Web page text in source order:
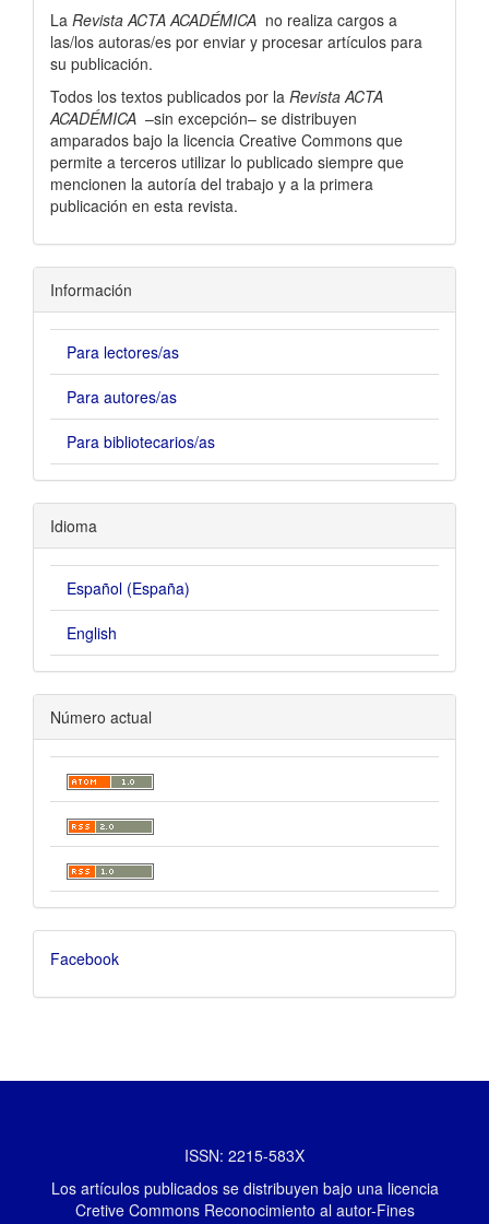
La Revista ACTA ACADÉMICA no realiza cargos a
las/los autoras/es por enviar y procesar artí­culos para
su publicación.
Todos los textos publicados por la Revista ACTA
ACADÉMICA –sin excepción– se distribuyen
amparados bajo la licencia Creative Commons que
permite a terceros utilizar lo publicado siempre que
mencionen la autorí­a del trabajo y a la primera
publicación en esta revista.
Información
Para lectores/as
Para autores/as
Para bibliotecarios/as
Idioma
Español (España)
English
Número actual
Facebook
ISSN: 2215-583X
Los artículos publicados se distribuyen bajo una licencia
Cretive Commons Reconocimiento al autor-Fines